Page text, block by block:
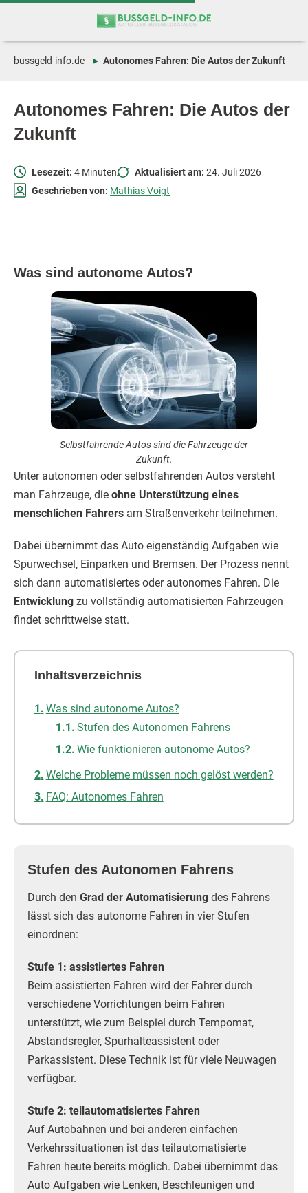
Zum
Zur
Autonomes Fahren: Die Autos der
Zukunft
bussgeld-info.de Autonomes Fahren: Die Autos der Zukunft
Lesezeit: 4 Minuten Aktualisiert am: 24. Juli 2026
Geschrieben von: Mathias Voigt
Was sind autonome Autos?
Selbstfahrende Autos sind die Fahrzeuge der
Zukunft.
Unter autonomen oder selbstfahrenden Autos versteht
man Fahrzeuge, die ohne Unterstützung eines
menschlichen Fahrers am Straßenverkehr teilnehmen.
Dabei übernimmt das Auto eigenständig Aufgaben wie
Spurwechsel, Einparken und Bremsen. Der Prozess nennt
sich dann automatisiertes oder autonomes Fahren. Die
Entwicklung zu vollständig automatisierten Fahrzeugen
findet schrittweise statt.
Inhaltsverzeichnis
Was sind autonome Autos?
Stufen des Autonomen Fahrens
Wie funktionieren autonome Autos?
Welche Probleme müssen noch gelöst werden?
FAQ: Autonomes Fahren
Stufen des Autonomen Fahrens
Durch den Grad der Automatisierung des Fahrens
lässt sich das autonome Fahren in vier Stufen
einordnen:
Stufe 1: assistiertes Fahren
Beim assistierten Fahren wird der Fahrer durch
verschiedene Vorrichtungen beim Fahren
unterstützt, wie zum Beispiel durch Tempomat,
Abstandsregler, Spurhalteassistent oder
Parkassistent. Diese Technik ist für viele Neuwagen
verfügbar.
Stufe 2: teilautomatisiertes Fahren
Auf Autobahnen und bei anderen einfachen
Verkehrssituationen ist das teilautomatisierte
Fahren heute bereits möglich. Dabei übernimmt das
Auto Aufgaben wie Lenken, Beschleunigen und